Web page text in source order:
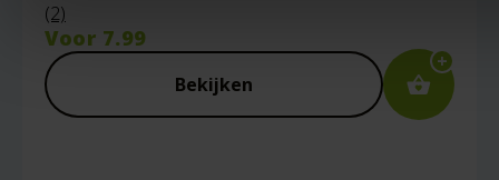
(2)
Voor 7.99
Bekijken